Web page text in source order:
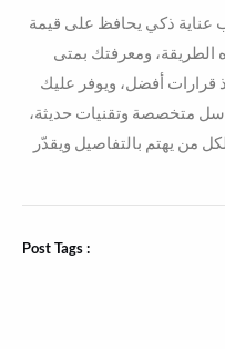
عناية ذكي يحافظ على قيمة
الطريقة، ومعرفتك بمتى
قرارات أفضل، ويوفر عليك
متخصصة وتقنيات حديثة،
من يهتم بالتفاصيل ويقدّر
Post Tags :